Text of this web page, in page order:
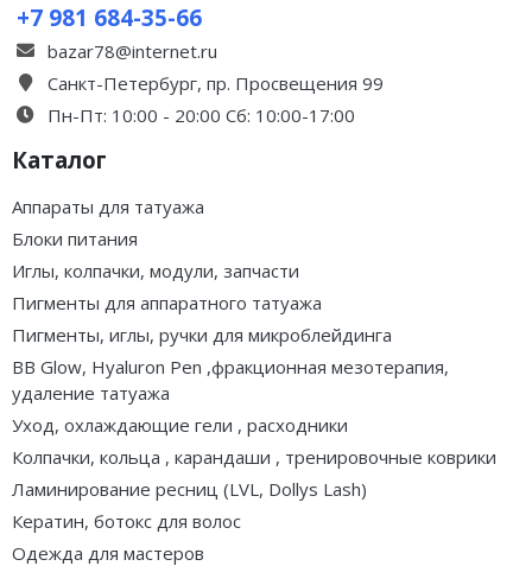
+7 981 684-35-66
bazar78@internet.ru
Санкт-Петербург, пр. Просвещения 99
Пн-Пт: 10:00 - 20:00 Сб: 10:00-17:00
Каталог
Аппараты для татуажа
Блоки питания
Иглы, колпачки, модули, запчасти
Пигменты для аппаратного татуажа
Пигменты, иглы, ручки для микроблейдинга
BB Glow, Hyaluron Pen ,фракционная мезотерапия,
удаление татуажа
Уход, охлаждающие гели , расходники
Колпачки, кольца , карандаши , тренировочные коврики
Ламинирование ресниц (LVL, Dollys Lash)
Кератин, ботокс для волос
Одежда для мастеров